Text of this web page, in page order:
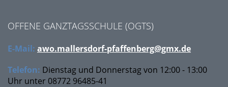
OFFENE GANZTAGSSCHULE (OGTS)
E-Mail: awo.mallersdorf-pfaffenberg@gmx.de
Telefon: Dienstag und Donnerstag von 12:00 - 13:00
Uhr unter 08772 96485-41